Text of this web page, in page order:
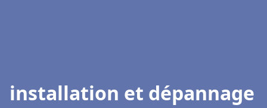
installation et dépannage